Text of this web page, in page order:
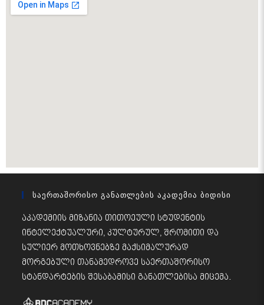
Საერთაშორისო Განათლების Აკადემია Ბიდისი
აკადემიის მიზანია თითოეული სტუდენტის
ინტელექტუალური, კულტურულ, შრომითი და
სულიერ მოთხოვნებზე მაქსიმალურად
მორგებული თანამედროვე საერთაშორისო
სტანდარტების შესაბამისი განათლებისა მიცემა.